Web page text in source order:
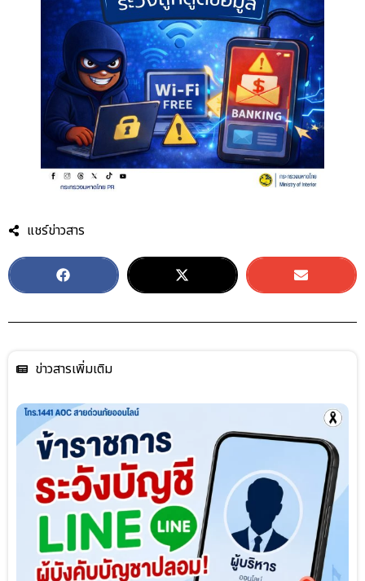
แชร์ข่าวสาร
ข่าวสารเพิ่มเติม